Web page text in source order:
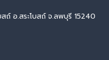
ถ์ อ.สระโบสถ์ จ.ลพบุรี 15240